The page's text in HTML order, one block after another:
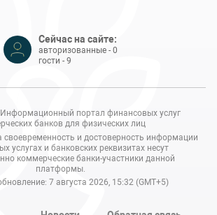
Сейчас на сайте:
авторизованные - 0
гости - 9
портал финансовых услуг
банков для физических лиц
своевременность и достоверность информации
услугах и банковских реквизитах несут
коммерческие банки-участники данной
платформы.
7 августа 2026, 15:32 (GMT+5)